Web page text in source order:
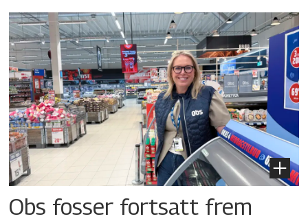
Obs fosser fortsatt frem